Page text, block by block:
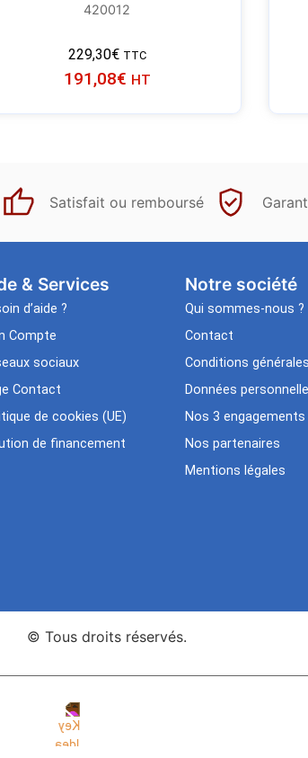
420012
229,30€ TTC
191,08€ HT
Satisfait ou remboursé
& Services​
d’aide ?
Compte
sociaux
Contact
de cookies (UE)
de financement
Notre société
Qui sommes-nous ?
Contact
Conditions
Données
Nos 3 engagements
Nos partenaires
Mentions légales
© Tous droits réservés.